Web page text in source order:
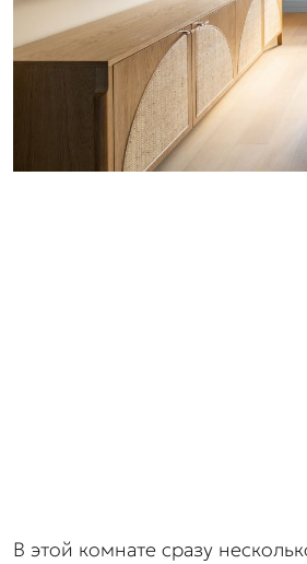
В этой комнате сразу